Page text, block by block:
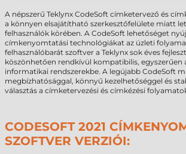
A népszerű Teklynx CodeSoft címketervező és
a könnyen elsajátítható szerkesztőfelülete miatt
felhasználók körében. A CodeSoft lehetőséget
címkenyomtatási technológiákat az üzleti
felhasználóbarát szoftver a Teklynx sok éves
köszönhetően rendkívül kompatibilis, egyszerűen
informatikai rendszerekbe. A legújabb CodeSoft
megbízhatósággal, könnyű kezelhetőséggel és
választás a címketervezési és címkézési
CODESOFT 2021
SZOFTVER VERZIÓI: